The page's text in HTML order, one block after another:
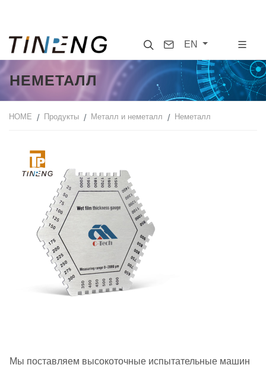
SearchContact
EN
НЕМЕТАЛЛ
HOME Продукты Металл и неметалл Неметалл
Мы поставляем высокоточные испытательные машин